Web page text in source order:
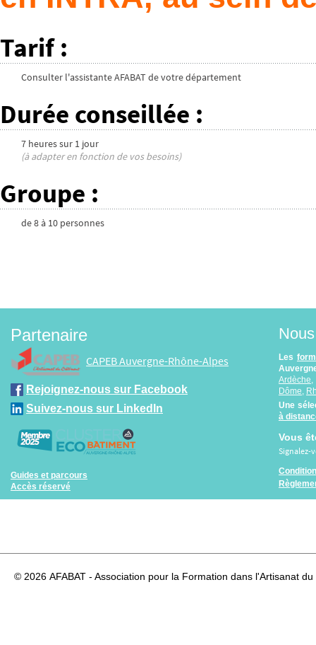
Tarif :
Consulter l'assistante AFABAT de votre département
Durée conseillée :
7 heuressur 1 jour
(à adapter en fonction de vos besoins)
Groupe :
de8à 10 personnes
Partenaire
CAPEB Auvergne-Rhône-Alpes
Rejoignez-nous sur Facebook
Suivez-nous sur LinkedIn
Guides et parcours
Accès réservé
Les
Ardèche
Dôme
Une
à
Vous
Signalez-
© 2026 AFABAT - Association pour la Formation dans l'Artisanat du